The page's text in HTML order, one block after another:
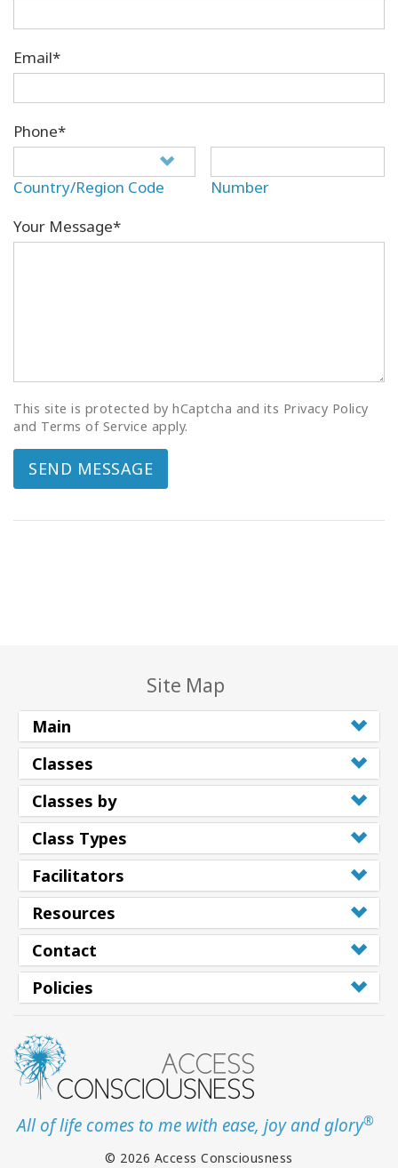
Email*
Phone*
Country/Region Code
Number
Your Message*
This site is protected by hCaptcha and its Privacy Policy
and Terms of Service apply.
SEND MESSAGE
Site Map
Main
Classes
Classes by
Class Types
Facilitators
Resources
Contact
Policies
All of life comes to me with ease, joy and glory®
© 2026 Access Consciousness